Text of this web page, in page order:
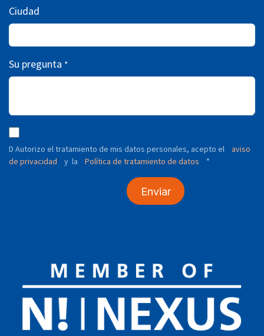
Ciudad
Su pregunta *
D Autorizo ​​el tratamiento de mis datos personales, acepto el
aviso
de privacidad
y la Política de tratamiento de datos *
Enviar